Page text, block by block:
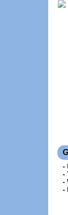
-
-
-
-